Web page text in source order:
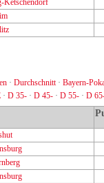
Ketschendorf
· Durchschnitt· Bayern-
· D 35- · D 45- · D 55- · D